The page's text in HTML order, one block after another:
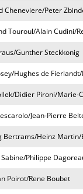
Cheneviere/Peter
Touroul/Alain Cudini/
Gunther Steckkonig
Hughes de
Didier Pironi/Marie-
Jean-Pierre
Bertrams/Heinz Martin/
Philippe
Poirot/Rene Boubet